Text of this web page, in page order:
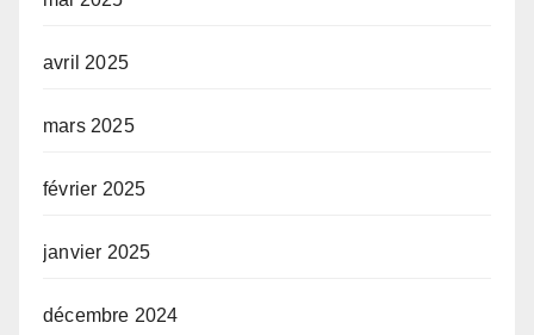
avril 2025
mars 2025
février 2025
janvier 2025
décembre 2024